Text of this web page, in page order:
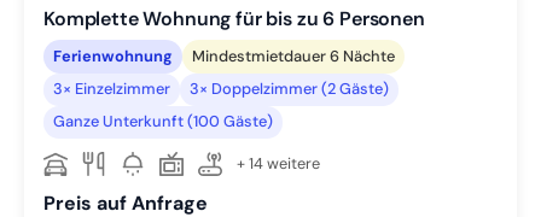
Komplette Wohnung für bis zu 6 Personen
Ferienwohnung
Mindestmietdauer 6 Nächte
3× Einzelzimmer
3× Doppelzimmer (2 Gäste)
Ganze Unterkunft (100 Gäste)
+ 14 weitere
Preis auf Anfrage